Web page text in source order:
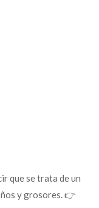
que se trata de un
y grosores. 👉